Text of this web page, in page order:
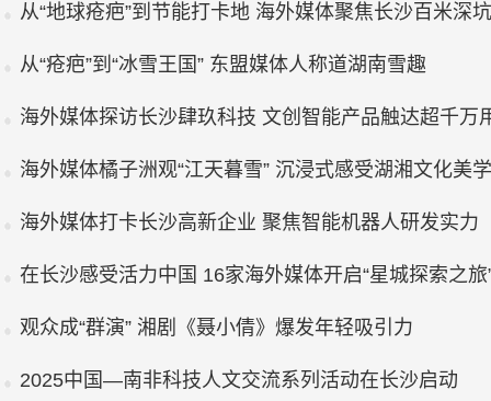
从“地球疮疤”到节能打卡地 海外媒体聚焦长沙百米深
从“疮疤”到“冰雪王国” 东盟媒体人称道湖南雪趣
海外媒体探访长沙肆玖科技 文创智能产品触达超千万
海外媒体橘子洲观“江天暮雪” 沉浸式感受湖湘文化美学
海外媒体打卡长沙高新企业 聚焦智能机器人研发实力
在长沙感受活力中国 16家海外媒体开启“星城探索之旅
观众成“群演” 湘剧《聂小倩》爆发年轻吸引力
2025中国—南非科技人文交流系列活动在长沙启动